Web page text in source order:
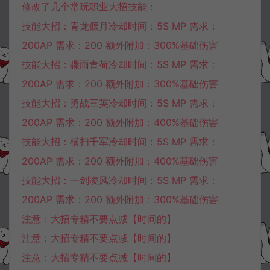
修改了几个常玩职业大招技能：
技能大招：青龙偃月冷却时间：5S MP 需求：
200AP 需求：200 额外附加：300%基础伤害
技能大招：骤雨青荷冷却时间：5S MP 需求：
200AP 需求：200 额外附加：300%基础伤害
技能大招：勇战三英冷却时间：5S MP 需求：
200AP 需求：200 额外附加：400%基础伤害
技能大招：横扫千军冷却时间：5S MP 需求：
200AP 需求：200 额外附加：400%基础伤害
技能大招：一剑凌风冷却时间：5S MP 需求：
200AP 需求：200 额外附加：300%基础伤害
注意：大招专精不要点减【时间的】
注意：大招专精不要点减【时间的】
注意：大招专精不要点减【时间的】